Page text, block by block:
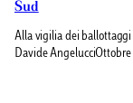
Sud
Alla vigilia dei
Davide AngelucciOttobre